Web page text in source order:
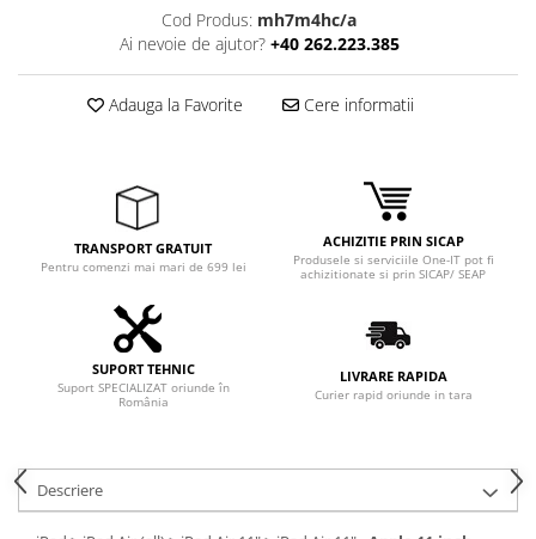
Cod Produs: mh7m4hc/a
Ai nevoie de ajutor? +40 262.223.385
Adauga la Favorite Cere informatii
TRANSPORT GRATUIT
Pentru comenzi mai mari de 699 lei
ACHIZITIE PRIN SICAP
Produsele si serviciile One-IT pot fi
achizitionate si prin SICAP/ SEAP
SUPORT TEHNIC
Suport SPECIALIZAT oriunde în
România
LIVRARE RAPIDA
Curier rapid oriunde in tara
Descriere